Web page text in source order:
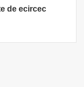
de ecircec